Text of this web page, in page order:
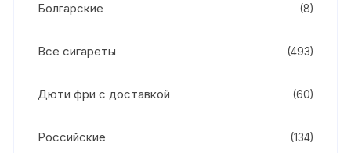
Болгарские (8)
Все сигареты (493)
Дюти фри с доставкой (60)
Российские (134)